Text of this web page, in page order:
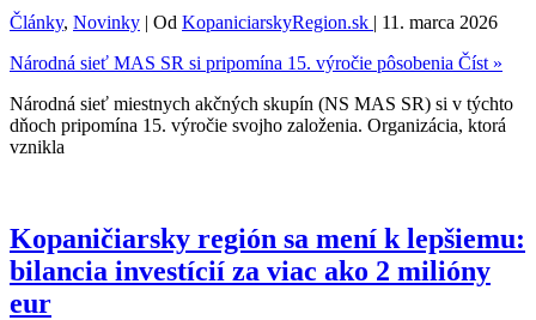
Články, Novinky | Od KopaniciarskyRegion.sk | 11. marca 2026
Národná sieť MAS SR si pripomína 15. výročie pôsobenia Číst »
Národná sieť miestnych akčných skupín (NS MAS SR) si v týchto
dňoch pripomína 15. výročie svojho založenia. Organizácia, ktorá
vznikla
Kopaničiarsky región sa mení k lepšiemu:
bilancia investícií za viac ako 2 milióny
eur